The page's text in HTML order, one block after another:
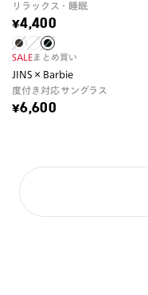
リラックス・睡眠
¥4,400
SALEまとめ買い
JINS×Barbie
度付き対応サングラス
¥6,600